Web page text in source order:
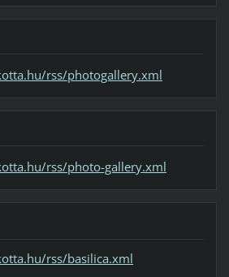
rss/photogallery.xml
rss/photo-gallery.xml
rss/basilica.xml